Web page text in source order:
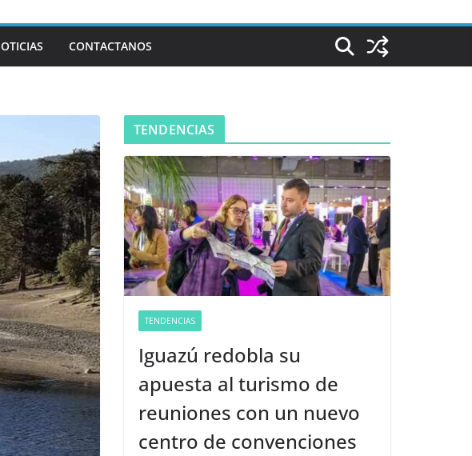
CONTACTANOS
TENDENCIAS
TENDENCIAS
Iguazú redobla su
apuesta al turismo de
reuniones con un nuevo
centro de convenciones